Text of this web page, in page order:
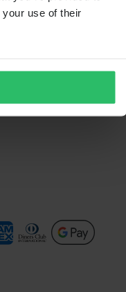
use of their